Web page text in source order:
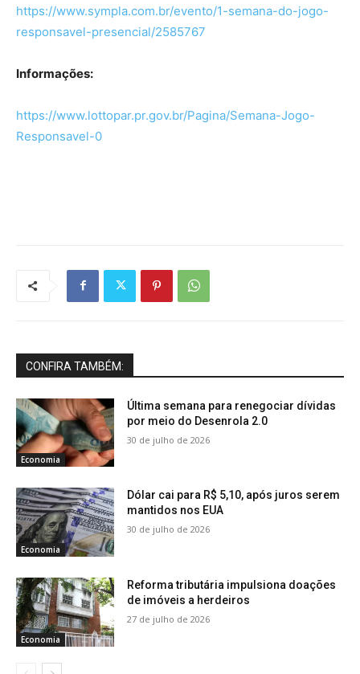
https://www.sympla.com.br/evento/1-semana-do-jogo-
responsavel-presencial/2585767
Informações:
https://www.lottopar.pr.gov.br/Pagina/Semana-Jogo-
Responsavel-0
CONFIRA TAMBÉM:
Economia
Última semana para renegociar dívidas
por meio do Desenrola 2.0
30 de julho de 2026
Economia
Dólar cai para R$ 5,10, após juros serem
mantidos nos EUA
30 de julho de 2026
Economia
Reforma tributária impulsiona doações
de imóveis a herdeiros
27 de julho de 2026